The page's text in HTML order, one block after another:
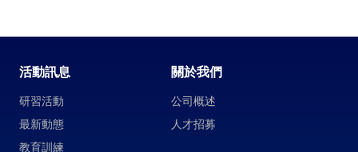
活動訊息
研習活動
最新動態
教育訓練
關於我們
公司概述
人才招募